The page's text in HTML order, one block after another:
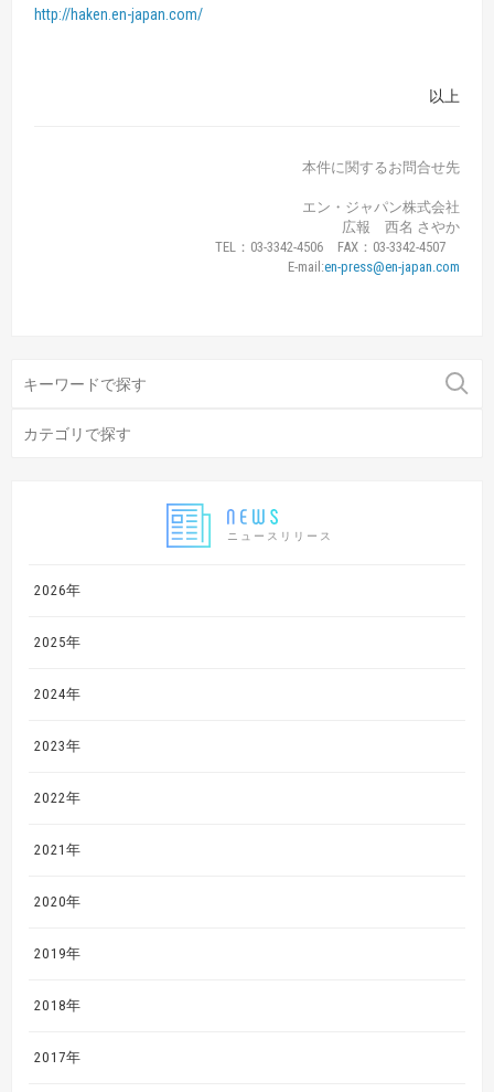
ニュースリリース
2026年
2025年
2024年
2023年
2022年
2021年
2020年
2019年
2018年
2017年
http://haken.en-japan.com/
以上
本件に関するお問合せ先
エン・ジャパン株式会社
広報 西名 さやか
TEL：03-3342-4506 FAX：03-3342-4507
E-mail:en-press@en-japan.com